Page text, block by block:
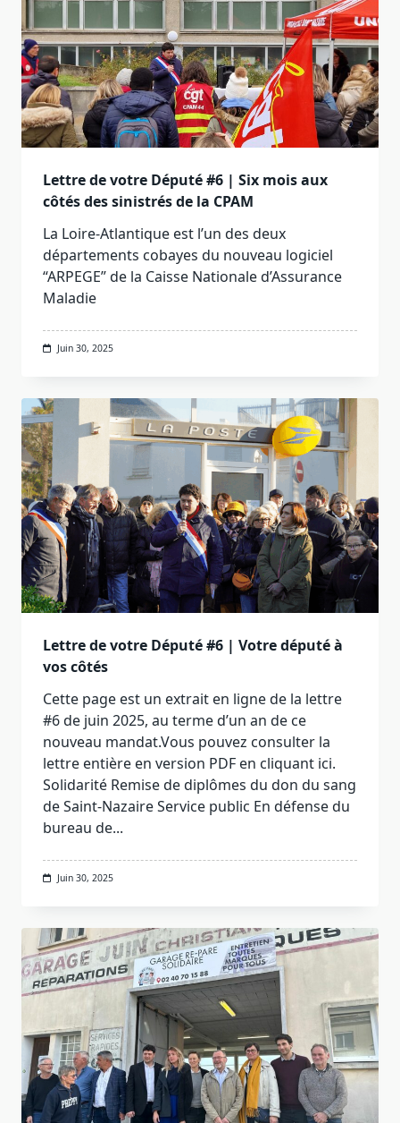
Lettre de votre Député #6 | Six mois aux
côtés des sinistrés de la CPAM
La Loire-Atlantique est l’un des deux
départements cobayes du nouveau logiciel
“ARPEGE” de la Caisse Nationale d’Assurance
Maladie
Juin 30, 2025
Lettre de votre Député #6 | Votre député à
vos côtés
Cette page est un extrait en ligne de la lettre
#6 de juin 2025, au terme d’un an de ce
nouveau mandat.Vous pouvez consulter la
lettre entière en version PDF en cliquant ici.
Solidarité Remise de diplômes du don du sang
de Saint-Nazaire Service public En défense du
bureau de...
Juin 30, 2025